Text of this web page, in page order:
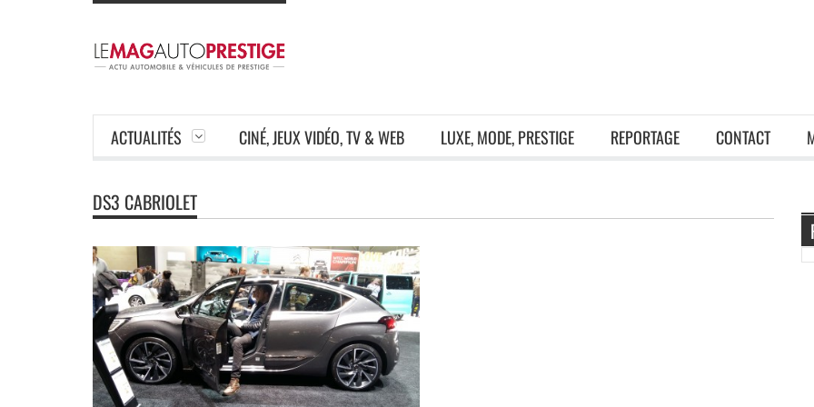
ACTUALITÉS CINÉ, JEUX VIDÉO, TV & WEB LUXE, MODE, PRESTIGE REPORTAGE CONTACT
DS3 CABRIOLET